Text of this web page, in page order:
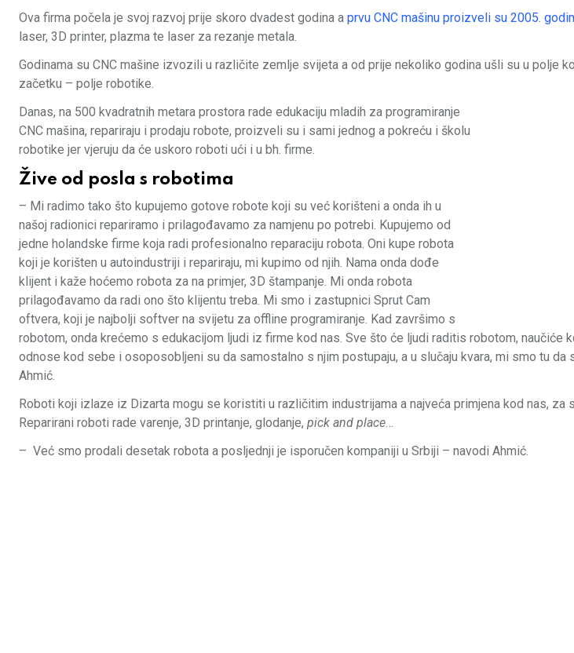
Ova firma počela je svoj razvoj prije skoro dvadest godina a prvu CNC mašinu proizveli su 2005.
laser, 3D printer, plazma te laser za rezanje metala.
Godinama su CNC mašine izvozili u različite zemlje svijeta a od prije nekoliko godina ušli su u polje
začetku – polje robotike.
Danas, na 500 kvadratnih metara prostora rade edukaciju mladih za programiranje
CNC mašina, repariraju i prodaju robote, proizveli su i sami jednog a pokreću i školu
robotike jer vjeruju da će uskoro roboti ući i u bh. firme.
Žive od posla s robotima
– Mi radimo tako što kupujemo gotove robote koji su već korišteni a onda ih u
našoj radionici repariramo i prilagođavamo za namjenu po potrebi. Kupujemo od
jedne holandske firme koja radi profesionalno reparaciju robota. Oni kupe robota
koji je korišten u autoindustriji i repariraju, mi kupimo od njih. Nama onda dođe
klijent i kaže hoćemo robota za na primjer, 3D štampanje. Mi onda robota
prilagođavamo da radi ono što klijentu treba. Mi smo i zastupnici Sprut Cam
oftvera, koji je najbolji softver na svijetu za offline programiranje. Kad završimo s
robotom, onda krećemo s edukacijom ljudi iz firme kod nas. Sve što će ljudi raditis robotom, naučiće
odnose kod sebe i osoposobljeni su da samostalno s njim postupaju, a u slučaju kvara, mi smo tu da
Ahmić.
Roboti koji izlaze iz Dizarta mogu se koristiti u različitim industrijama a najveća primjena kod nas, za
Reparirani roboti rade varenje, 3D printanje, glodanje, pick and place…
– Već smo prodali desetak robota a posljednji je isporučen kompaniji u Srbiji – navodi Ahmić.